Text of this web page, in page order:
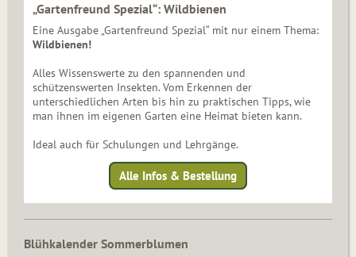
„Gartenfreund Spezial“: Wildbienen
Eine Ausgabe „Gartenfreund Spezial“ mit nur einem Thema:
Wildbienen!
Alles Wissenswerte zu den spannenden und
schützenswerten Insekten. Vom Erkennen der
unterschiedlichen Arten bis hin zu praktischen Tipps, wie
man ihnen im eigenen Garten eine Heimat bieten kann.
Ideal auch für Schulungen und Lehrgänge.
Alle Infos & Bestellung
Blühkalender Sommerblumen